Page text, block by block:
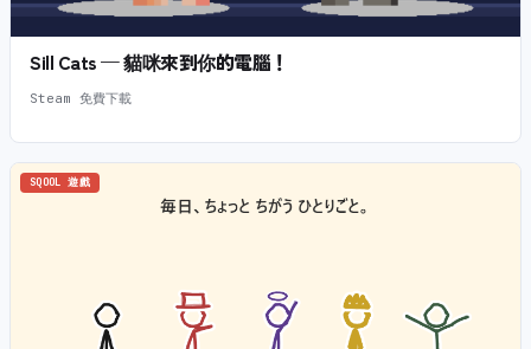
Sill Cats — 貓咪來到你的電腦！
Steam 免費下載
SQOOL 遊戲